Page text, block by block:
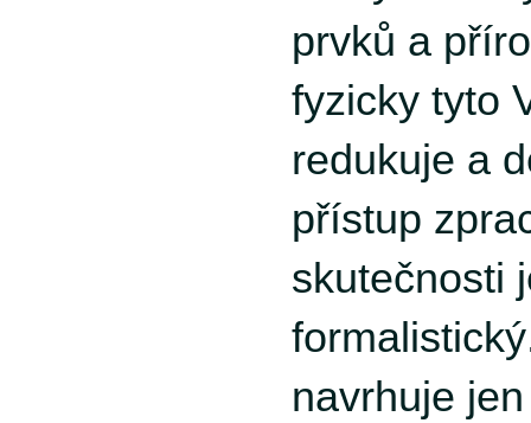
prvků a
fyzicky tyto
redukuje a
přístup
skutečnosti
navrhuje